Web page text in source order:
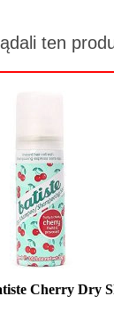
ten
Cherry Dry